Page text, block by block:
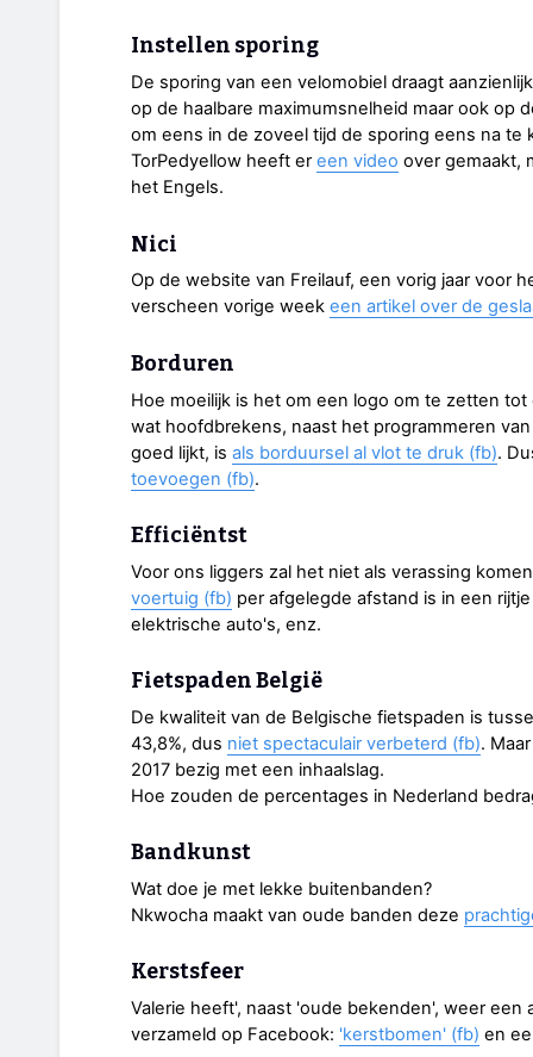
Instellen sporing
De sporing van een velomobiel draagt
op de haalbare maximumsnelheid maar ook op
om eens in de zoveel tijd de sporing eens na te
TorPedyellow heeft ereen video over gemaakt,
het Engels.
Nici
Op de website van Freilauf, een vorig jaar voor
verscheen vorige week een artikel over de
Borduren
Hoe moeilijk is het om een logo om te zetten
wat hoofdbrekens, naast het programmeren
goed lijkt, is als borduursel al vlot te druk (fb).
toevoegen (fb).
Efficiëntst
Voor ons liggers zal het niet als verassing
voertuig (fb) per afgelegde afstand is in een
elektrische auto's, enz.
Fietspaden België
De kwaliteit van de Belgische fietspaden is
43,8%, dus niet spectaculair verbeterd (fb).
2017 bezig met een inhaalslag.
Hoe zouden de percentages in Nederland
Bandkunst
Wat doe je met lekke buitenbanden?
Nkwocha maakt van oude banden deze
Kerstsfeer
Valerie heeft', naast 'oude bekenden', weer
verzameld op Facebook: 'kerstbomen' (fb) en